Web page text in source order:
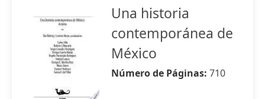
Una historia
contemporánea de
México
Número de Páginas: 710